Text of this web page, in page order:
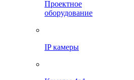
Проектное
оборудование
IP камеры